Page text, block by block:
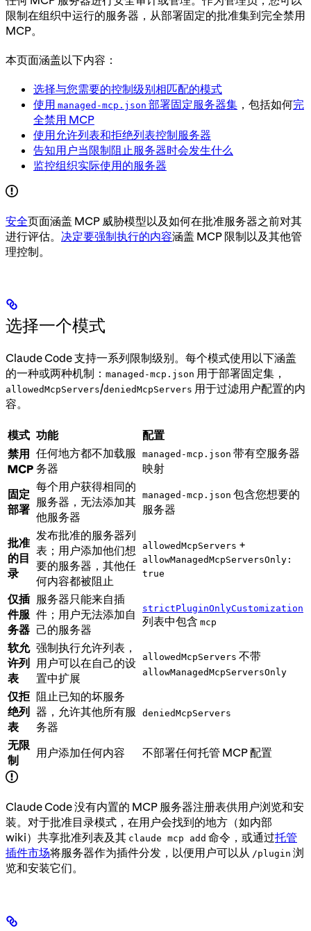
限制在组织中运行的服务器，从部署固定的批准集到完全禁用
MCP。
本页面涵盖以下内容：
选择与您需要的控制级别相匹配的模式
使用 managed-mcp.json 部署固定服务器集 ，包括如何完
全禁用 MCP
使用允许列表和拒绝列表控制服务器
告知用户当限制阻止服务器时会发生什么
监控组织实际使用的服务器
安全页面涵盖 MCP 威胁模型以及如何在批准服务器之前对其
进行评估。 决定要强制执行的内容涵盖 MCP 限制以及其他管
理控制。
选择一个模式
Claude Code 支持一系列限制级别。每个模式使用以下涵盖
的一种或两种机制： managed-mcp.json 用于部署固定集，
allowedMcpServers/deniedMcpServers 用于过滤用户配置的内
容。
模式 功能
配置
禁用
MCP
任何地方都不加载服
务器
managed-mcp.json 带有空服务器
映射
固定
部署
每个用户获得相同的
服务器，无法添加其
他服务器
managed-mcp.json 包含您想要的
服务器
批准
的目
录
发布批准的服务器列
表；用户添加他们想
要的服务器，其他任
何内容都被阻止
allowedMcpServers +
allowManagedMcpServersOnly:
true
仅插
件服
务器
服务器只能来自插
件；用户无法添加自
己的服务器
strictPluginOnlyCustomization
列表中包含 mcp
软允
许列
表
强制执行允许列表，
用户可以在自己的设
置中扩展
allowedMcpServers 不带
allowManagedMcpServersOnly
仅拒
绝列
表
阻止已知的坏服务
器，允许其他所有服
务器
deniedMcpServers
无限
制
用户添加任何内容 不部署任何托管 MCP 配置
Claude Code 没有内置的 MCP 服务器注册表供用户浏览和安
装。对于批准目录模式，在用户会找到的地方（如内部
wiki）共享批准列表及其 claude mcp add 命令，或通过托管
插件市场将服务器作为插件分发，以便用户可以从 /plugin 浏
览和安装它们。